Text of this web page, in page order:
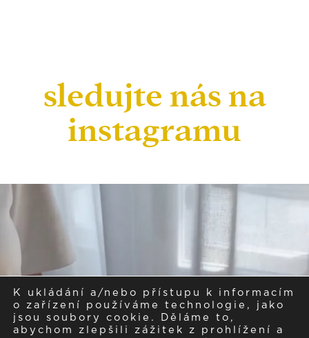
sledujte nás na
instagramu
K ukládání a/nebo přístupu k informacím
o zařízení používáme technologie, jako
jsou soubory cookie. Děláme to,
abychom zlepšili zážitek z prohlížení a